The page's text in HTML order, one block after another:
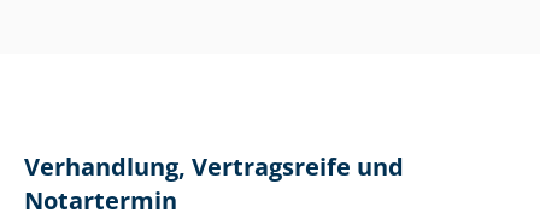
Verhandlung, Vertragsreife und
Notartermin